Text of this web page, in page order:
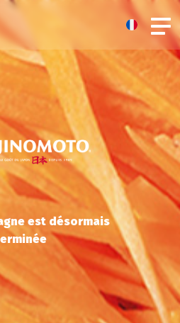
est désormais